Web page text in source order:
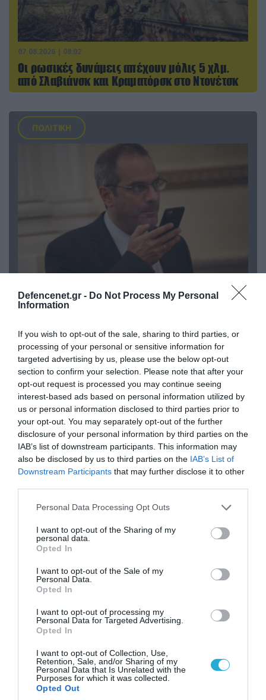
Defencenet.gr - Do Not Process My Personal
Information
If you wish to opt-out of the sale, sharing to third parties, or
processing of your personal or sensitive information for
targeted advertising by us, please use the below opt-out
section to confirm your selection. Please note that after your
opt-out request is processed you may continue seeing
interest-based ads based on personal information utilized by
us or personal information disclosed to third parties prior to
your opt-out. You may separately opt-out of the further
disclosure of your personal information by third parties on the
IAB’s list of downstream participants. This information may
also be disclosed by us to third parties on the IAB’s List of
Downstream Participants that may further disclose it to other
Please note that this website/app uses one or more Google
not limited to your visit or usage behaviour. You may click to
grant or deny consent to Google and its third-party tags to
use your data for below specified purposes in below Google
consent section.
Personal Data Processing Opt Outs
I want to opt-out of the Sharing of my
personal data.
Opted In
I want to opt-out of the Sale of my
Personal Data.
Opted In
I want to opt-out of processing my
Personal Data for Targeted Advertising.
Opted In
I want to opt-out of Collection, Use,
Retention, Sale, and/or Sharing of my
Personal Data that Is Unrelated with the
Purposes for which it was collected.
Opted Out
07.08.2026 | 08:02
Οι ρωσικές δυνάμεις απέχουν μόλις 5 χλμ.
από Σλαβιάνσκ και Κραματόρσκ στο Ντονέτσκ
ΠΟΛΙΤΙΚΗ
07.08.2026 | 20:02
Ο Γιάννης Αλαφούζος «τέλειωσε» τον
απομάκρυνσής του
06.08.2026 | 14:02
Αθήνα: Απομακρύνθηκαν παράνομα
αντικείμενα από κοινόχρηστους χώρους